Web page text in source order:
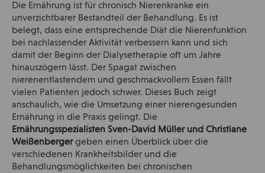
Die Ernährung ist für chronisch Nierenkranke ein
unverzichtbarer Bestandteil der Behandlung. Es ist
belegt, dass eine entsprechende Diät die Nierenfunktion
bei nachlassender Aktivität verbessern kann und sich
damit der Beginn der Dialysetherapie oft um Jahre
hinauszögern lässt. Der Spagat zwischen
nierenentlastendem und geschmackvollem Essen fällt
vielen Patienten jedoch schwer. Dieses Buch zeigt
anschaulich, wie die Umsetzung einer nierengesunden
Ernährung in die Praxis gelingt. Die
Ernährungsspezialisten Sven-David Müller und Christiane
Weißenbergergeben einen Überblick über die
verschiedenen Krankheitsbilder und die
Behandlungsmöglichkeiten bei chronischen